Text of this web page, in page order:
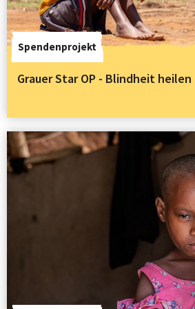
Spendenprojekt
Grauer Star OP - Blindheit heilen